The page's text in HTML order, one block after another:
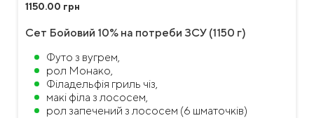
1150.00 грн
Сет Бойовий 10% на потреби ЗСУ (1150 г)
Футо з вугрем,
рол Монако,
Філадельфія гриль чіз,
макі філа з лососем,
рол запечений з лососем (6 шматочків)